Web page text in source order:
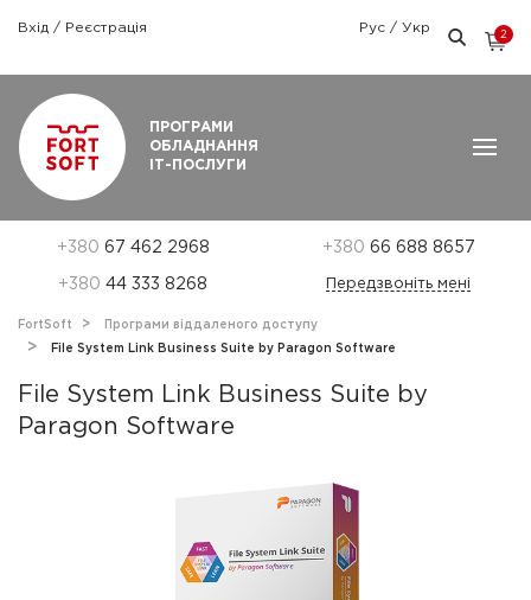
Вхід / Реєстрація Рус / Укр
2
ПРОГРАМИ
ОБЛАДНАННЯ
ІТ-ПОСЛУГИ
+380 67 462 2968 +380 66 688 8657
+380 44 333 8268 Передзвоніть мені
FortSoft Програми віддаленого доступу
File System Link Business Suite by Paragon Software
File System Link Business Suite by
Paragon Software